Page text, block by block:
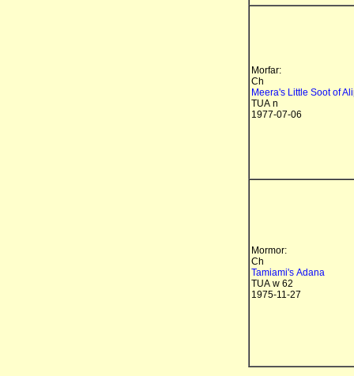
Morfar:
Ch
Meera's Little Soot of
TUA n
1977-07-06
Mormor:
Ch
Tamiami's Adana
TUA w 62
1975-11-27